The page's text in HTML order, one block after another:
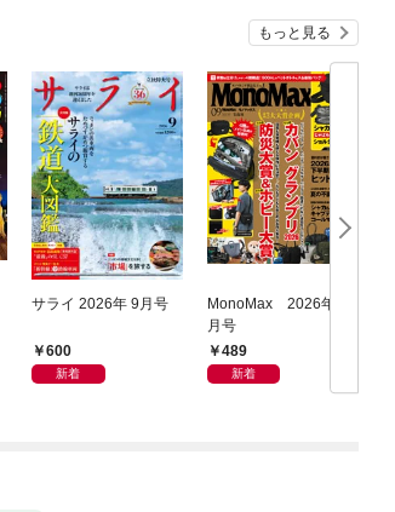
もっと見る
サライ 2026年 9月号
600
新着
MonoMax 2026年9
月号
489
新着